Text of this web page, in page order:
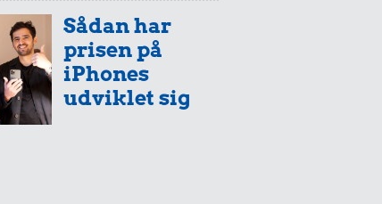
Sådan har
prisen på
iPhones
udviklet sig